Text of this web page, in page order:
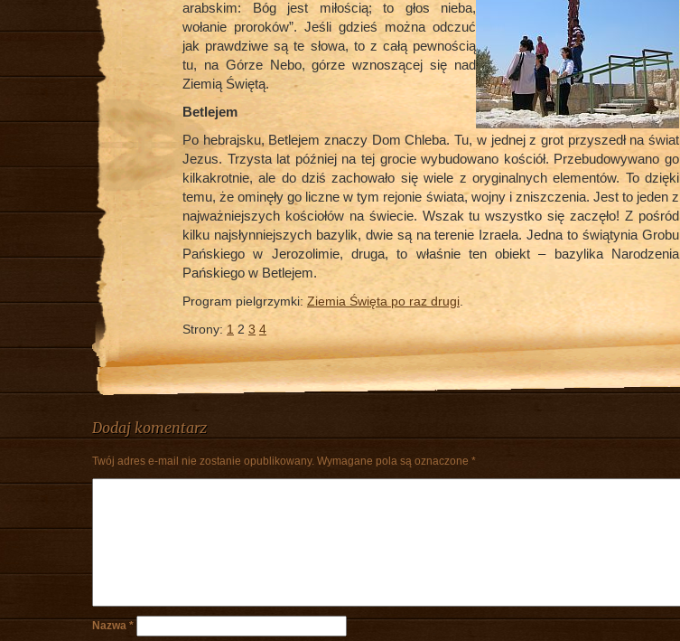
arabskim: Bóg jest miłością; to głos nieba,
wołanie proroków”. Jeśli gdzieś można odczuć
jak prawdziwe są te słowa, to z całą pewnością
tu, na Górze Nebo, górze wznoszącej się nad
Ziemią Świętą.
Betlejem
Po hebrajsku, Betlejem znaczy Dom Chleba. Tu, w jednej z grot przyszedł na świat
Jezus. Trzysta lat później na tej grocie wybudowano kościół. Przebudowywano go
kilkakrotnie, ale do dziś zachowało się wiele z oryginalnych elementów. To dzięki
temu, że ominęły go liczne w tym rejonie świata, wojny i zniszczenia. Jest to jeden z
najważniejszych kościołów na świecie. Wszak tu wszystko się zaczęło! Z pośród
kilku najsłynniejszych bazylik, dwie są na terenie Izraela. Jedna to świątynia Grobu
Pańskiego w Jerozolimie, druga, to właśnie ten obiekt – bazylika Narodzenia
Pańskiego w Betlejem.
Program pielgrzymki: Ziemia Święta po raz drugi.
Strony:1 2 3 4
Dodaj komentarz
Twój adres e-mail nie zostanie opublikowany. Wymagane pola są oznaczone *
Nazwa *